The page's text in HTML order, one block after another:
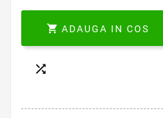
 ADAUGA IN COS
